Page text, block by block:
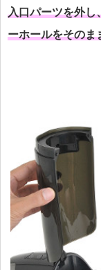
入口パーツを外し
ーホールをそのま